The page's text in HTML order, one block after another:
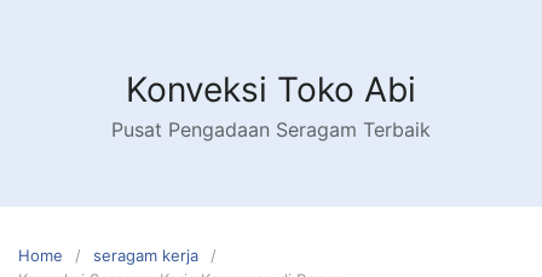
Konveksi Toko Abi
Pusat Pengadaan Seragam Terbaik
Home
seragam kerja